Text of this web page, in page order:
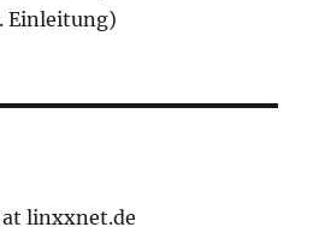
Einleitung)
linxxnet.de